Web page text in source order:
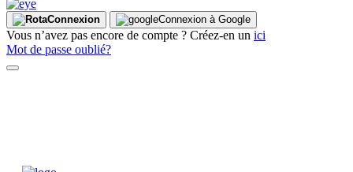
Connexion Connexion à Google
Vous n’avez pas encore de compte ? Créez-en un ici
Mot de passe oublié?